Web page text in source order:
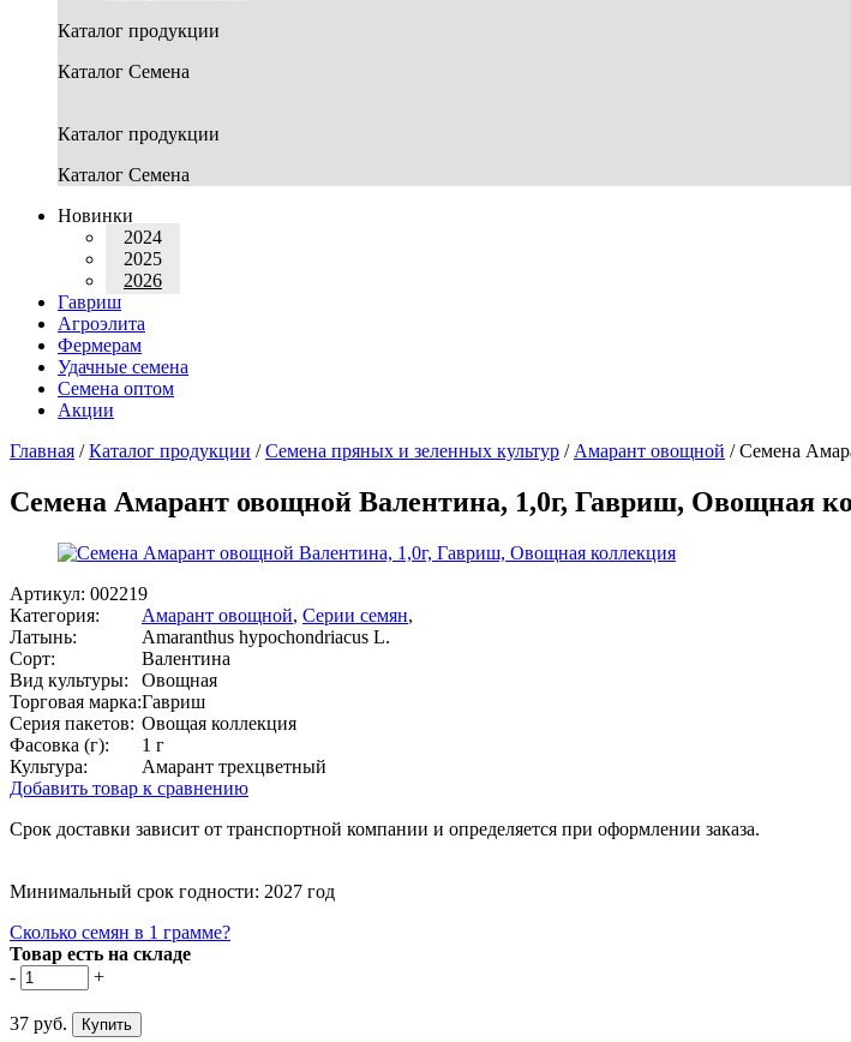
Каталог продукции
Каталог Семена
Каталог продукции
Каталог Семена
Новинки
2024
2025
2026
Гавриш
Агроэлита
Фермерам
Удачные семена
Семена оптом
Акции
Главная /Каталог продукции /Семена пряных и зеленных культур /Амарант овощной /Семена
Семена Амарант овощной Валентина, 1,0г, Гавриш, Овощная
Артикул: 002219
Категория:
Амарант овощной, Серии семян,
Латынь:
Amaranthus hypochondriacus L.
Сорт:
Валентина
Вид культуры:
Овощная
Торговая марка:Гавриш
Серия пакетов: Овощая коллекция
Фасовка (г):
1 г
Культура:
Амарант трехцветный
Добавить товар к сравнению
Срок доставки зависит от транспортной компании и определяется при оформлении заказа.
Минимальный срок годности: 2027 год
Сколько семян в 1 грамме?
Товар есть на складе
-
+
37 руб.